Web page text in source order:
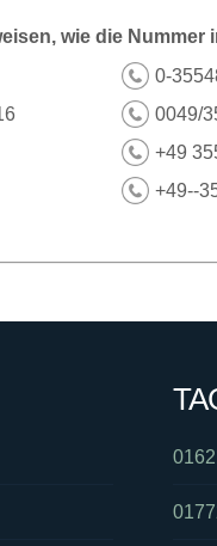
wie die Nummer
0-
0049/
+49
+49--